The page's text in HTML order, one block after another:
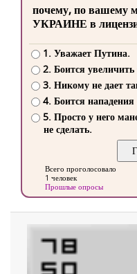
почему, по вашему
УКРАИНЕ в
1. Уважает Путина.
2. Боится
3. Никому не дает
4. Боится
5. Просто у него
не сделать.
Всего проголосовало
1 человек
Прошлые опросы